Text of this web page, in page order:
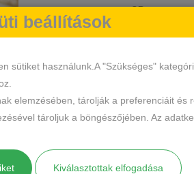
Vékony
Szivacsos
Kétrészes
SKU CD9
KATEGÓRIÁK
Márka:Caribbean Design
LEÍRÁS TOVÁBBI
Caribbean Design egyik
beállítások
sütiket használunk.A "Szükséges"
elemzésében, tárolják a preferenciáit és
tároljuk a böngészőjében. Az
Kiválasztottak elfogadása